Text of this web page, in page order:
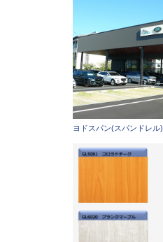
ヨドスパン(スパンドレル)